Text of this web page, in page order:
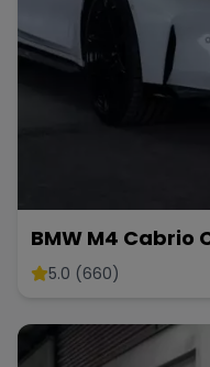
BMW M4 Cabrio
5.0 (660)